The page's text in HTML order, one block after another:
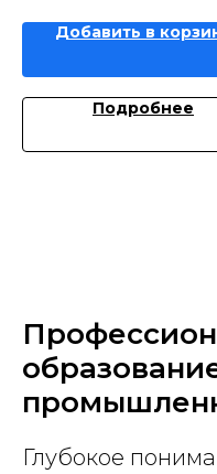
Добавить в
Подробнее
Глубокое